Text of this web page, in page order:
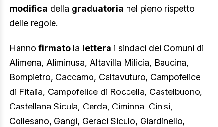
modifica della graduatoria nel pieno rispetto
delle regole.
Hanno firmato la lettera i sindaci dei Comuni di
Alimena, Aliminusa, Altavilla Milicia, Baucina,
Bompietro, Caccamo, Caltavuturo, Campofelice
di Fitalia, Campofelice di Roccella, Castelbuono,
Castellana Sicula, Cerda, Ciminna, Cinisi,
Collesano, Gangi, Geraci Siculo, Giardinello,